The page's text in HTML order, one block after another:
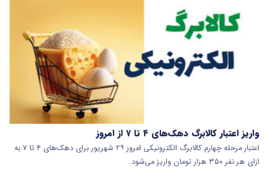
واریز اعتبار کالابرگ دهک‌های ۴ تا ۷ از امروز
اعتبار مرحله چهارم کالابرگ الکترونیکی امروز ۲۹ شهریور برای دهک‌های ۴ تا ۷ به
ازای هر نفر ۳۵۰ هزار تومان واریز می‌شود.